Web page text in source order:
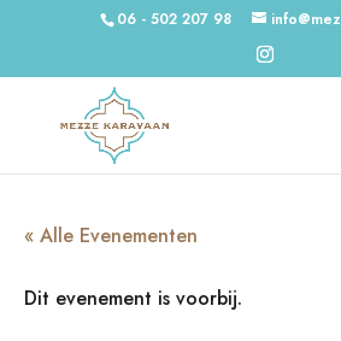
06 - 502 207 98
« Alle Evenementen
Dit evenement is voorbij.